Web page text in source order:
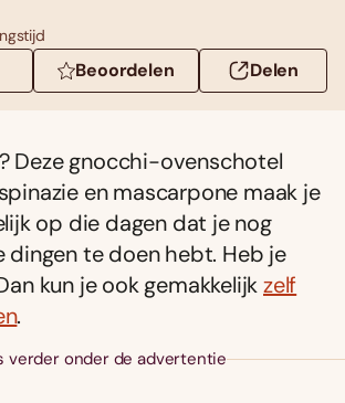
Beoordelen Delen
Deze gnocchi-ovenschotel
en mascarpone maak je
op die dagen dat je nog
dingen te doen hebt. Heb je
kun je ook gemakkelijkzelf
.
verder onder de advertentie